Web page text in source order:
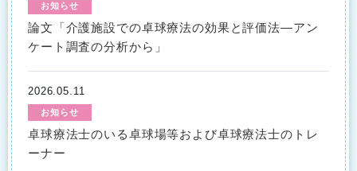
お知らせ
論文「介護施設での卓球療法の効果と評価法―アン
ケート調査の分析から」
2026.05.11
お知らせ
卓球療法士のいる卓球場等および卓球療法士のトレ
ーナー